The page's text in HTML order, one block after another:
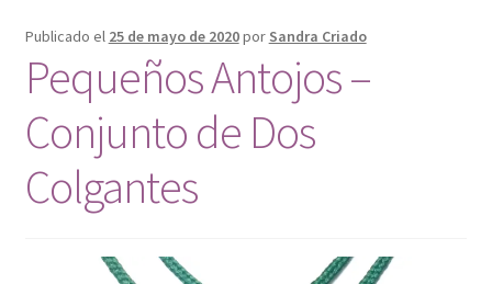
Mi cuenta
Publicado el 25 de mayo de 2020por Sandra Criado
Pequeños Antojos –
Conjunto de Dos
Colgantes